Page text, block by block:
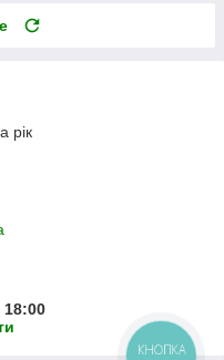
рік
18:00
КНОПКА